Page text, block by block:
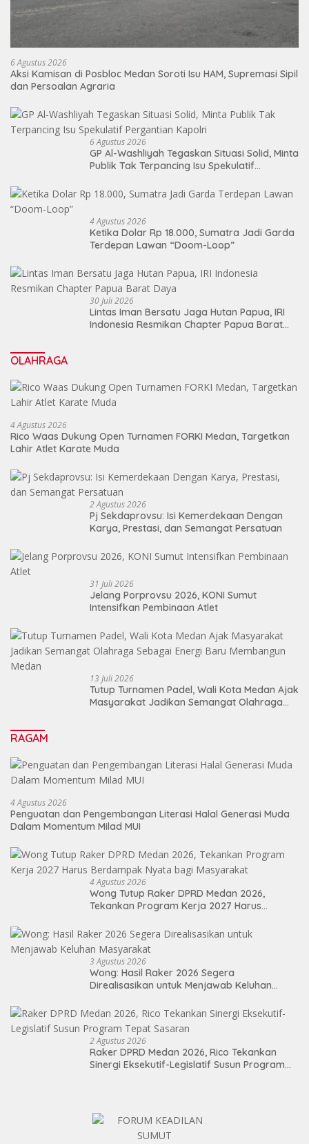
6 Agustus 2026
Aksi Kamisan di Posbloc Medan Soroti Isu HAM, Supremasi Sipil
dan Persoalan Agraria
6 Agustus 2026
GP Al-Washliyah Tegaskan Situasi Solid, Minta
Publik Tak Terpancing Isu Spekulatif
4 Agustus 2026
Ketika Dolar Rp 18.000, Sumatra Jadi Garda
Terdepan Lawan “Doom-Loop”
30 Juli 2026
Lintas Iman Bersatu Jaga Hutan Papua, IRI
Indonesia Resmikan Chapter Papua Barat
OLAHRAGA
4 Agustus 2026
Rico Waas Dukung Open Turnamen FORKI Medan, Targetkan
Lahir Atlet Karate Muda
2 Agustus 2026
Pj Sekdaprovsu: Isi Kemerdekaan Dengan
Karya, Prestasi, dan Semangat Persatuan
31 Juli 2026
Jelang Porprovsu 2026, KONI Sumut
Intensifkan Pembinaan Atlet
13 Juli 2026
Tutup Turnamen Padel, Wali Kota Medan Ajak
Masyarakat Jadikan Semangat Olahraga
RAGAM
4 Agustus 2026
Penguatan dan Pengembangan Literasi Halal Generasi Muda
Dalam Momentum Milad MUI
4 Agustus 2026
Wong Tutup Raker DPRD Medan 2026,
Tekankan Program Kerja 2027 Harus
3 Agustus 2026
Wong: Hasil Raker 2026 Segera
Direalisasikan untuk Menjawab Keluhan
2 Agustus 2026
Raker DPRD Medan 2026, Rico Tekankan
Sinergi Eksekutif-Legislatif Susun Program